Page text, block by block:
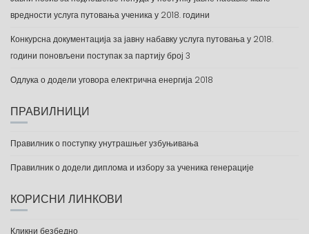
вредности услуга путовања ученика у 2018. години
Конкурсна документација за јавну набавку услуга путовања у 2018.
години поновљени поступак за партију број 3
Одлука о додели уговора електрична енергија 2018
ПРАВИЛНИЦИ
Правилник о поступку унутрашњег узбуњивања
Правилник о додели диплома и избору за ученика генерације
КОРИСНИ ЛИНКОВИ
Кликни безбедно